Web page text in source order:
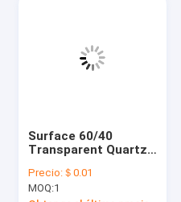
Surface 60/40
Transparent Quartz
Accurate Results
Precio: ＄0.01
MOQ:1